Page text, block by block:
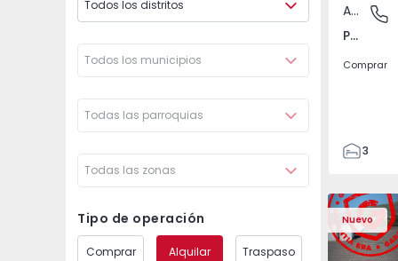
Todos los distritos
Todos los municipios
Todas las parroquias
Todas las zonas
Tipo de operación
Comprar Alquilar Traspaso
Póvoa
Apartamento
Póvoa de Varzim, Beiriz e Argivai, Porto
Comprar
3
138
153
2
Nuevo
Apartamento T2